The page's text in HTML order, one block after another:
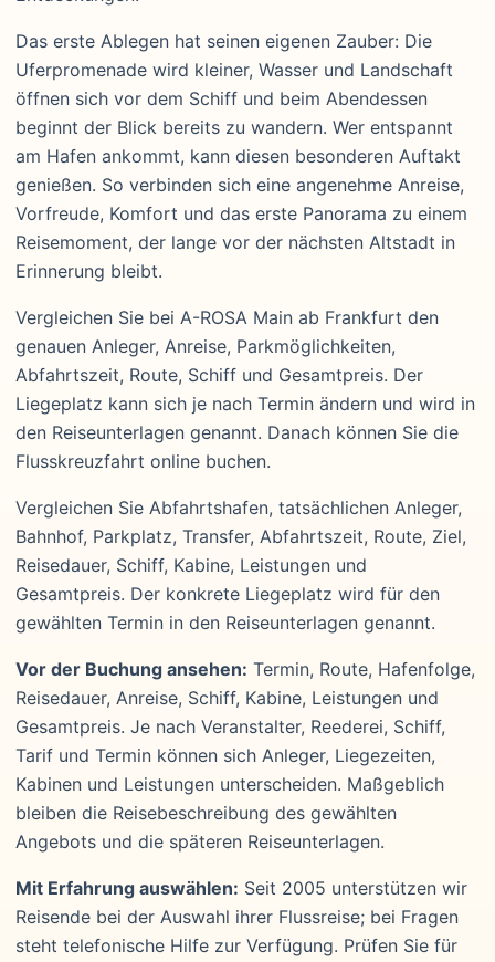
Das erste Ablegen hat seinen eigenen Zauber: Die
Uferpromenade wird kleiner, Wasser und Landschaft
öffnen sich vor dem Schiff und beim Abendessen
beginnt der Blick bereits zu wandern. Wer entspannt
am Hafen ankommt, kann diesen besonderen Auftakt
genießen. So verbinden sich eine angenehme Anreise,
Vorfreude, Komfort und das erste Panorama zu einem
Reisemoment, der lange vor der nächsten Altstadt in
Erinnerung bleibt.
Vergleichen Sie bei A-ROSA Main ab Frankfurt den
genauen Anleger, Anreise, Parkmöglichkeiten,
Abfahrtszeit, Route, Schiff und Gesamtpreis. Der
Liegeplatz kann sich je nach Termin ändern und wird in
den Reiseunterlagen genannt. Danach können Sie die
Flusskreuzfahrt online buchen.
Vergleichen Sie Abfahrtshafen, tatsächlichen Anleger,
Bahnhof, Parkplatz, Transfer, Abfahrtszeit, Route, Ziel,
Reisedauer, Schiff, Kabine, Leistungen und
Gesamtpreis. Der konkrete Liegeplatz wird für den
gewählten Termin in den Reiseunterlagen genannt.
Vor der Buchung ansehen: Termin, Route, Hafenfolge,
Reisedauer, Anreise, Schiff, Kabine, Leistungen und
Gesamtpreis. Je nach Veranstalter, Reederei, Schiff,
Tarif und Termin können sich Anleger, Liegezeiten,
Kabinen und Leistungen unterscheiden. Maßgeblich
bleiben die Reisebeschreibung des gewählten
Angebots und die späteren Reiseunterlagen.
Mit Erfahrung auswählen: Seit 2005 unterstützen wir
Reisende bei der Auswahl ihrer Flussreise; bei Fragen
steht telefonische Hilfe zur Verfügung. Prüfen Sie für